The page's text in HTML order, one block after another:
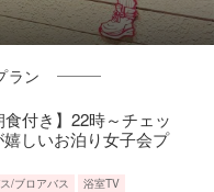
ラン
食付き】22時～チェッ
しいお泊り女子会プ
/ブロアバス
浴室TV